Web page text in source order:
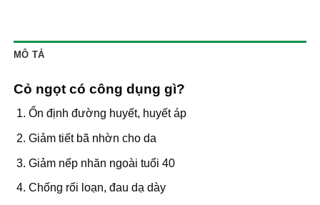
MÔ TẢ
Cỏ ngọt có công dụng gì?
Ổn định đường huyết, huyết áp
Giảm tiết bã nhờn cho da
Giảm nếp nhăn ngoài tuổi 40
Chống rối loạn, đau dạ dày